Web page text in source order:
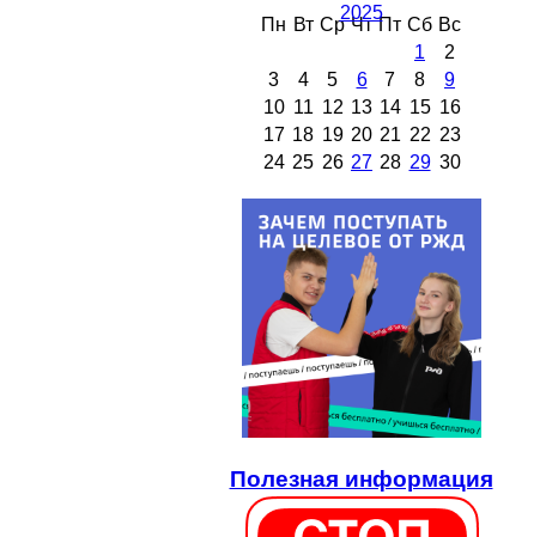
2025
Пн Вт Ср Чт Пт Сб Вс
1
2
3
4 5 6 7 8
9
10 11 12 13 14 15 16
17 18 19 20 21 22 23
24 25 26 27 28 29 30
Полезная информация